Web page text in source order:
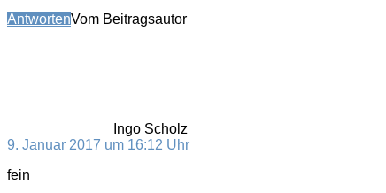
AntwortenVom Beitragsautor
Ingo Scholz
9. Januar 2017 um 16:12 Uhr
fein